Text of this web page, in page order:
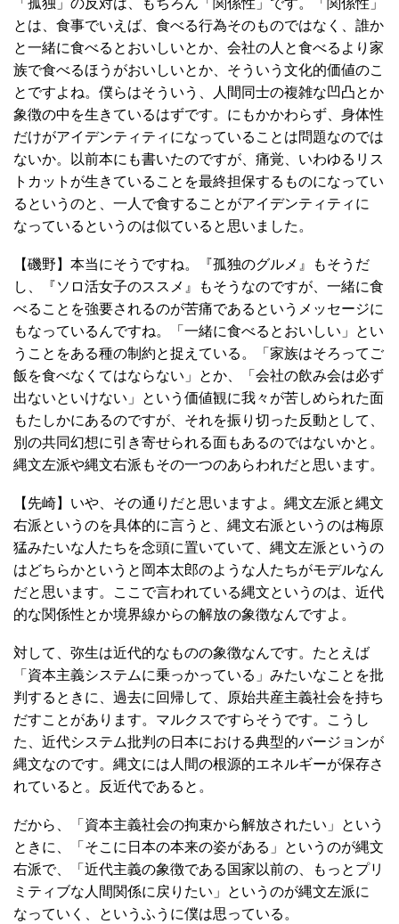
とは、食事でいえば、食べる行為そのものではなく、誰か
と一緒に食べるとおいしいとか、会社の人と食べるより家
族で食べるほうがおいしいとか、そういう文化的価値のこ
とですよね。僕らはそういう、人間同士の複雑な凹凸とか
象徴の中を生きているはずです。にもかかわらず、身体性
だけがアイデンティティになっていることは問題なのでは
ないか。以前本にも書いたのですが、痛覚、いわゆるリス
トカットが生きていることを最終担保するものになってい
るというのと、一人で食することがアイデンティティに
なっているというのは似ていると思いました。
【磯野】本当にそうですね。『孤独のグルメ』もそうだ
し、『ソロ活女子のススメ』もそうなのですが、一緒に食
べることを強要されるのが苦痛であるというメッセージに
もなっているんですね。「一緒に食べるとおいしい」とい
うことをある種の制約と捉えている。「家族はそろってご
飯を食べなくてはならない」とか、「会社の飲み会は必ず
出ないといけない」という価値観に我々が苦しめられた面
もたしかにあるのですが、それを振り切った反動として、
別の共同幻想に引き寄せられる面もあるのではないかと。
縄文左派や縄文右派もその一つのあらわれだと思います。
【先崎】いや、その通りだと思いますよ。縄文左派と縄文
右派というのを具体的に言うと、縄文右派というのは梅原
猛みたいな人たちを念頭に置いていて、縄文左派というの
はどちらかというと岡本太郎のような人たちがモデルなん
だと思います。ここで言われている縄文というのは、近代
的な関係性とか境界線からの解放の象徴なんですよ。
対して、弥生は近代的なものの象徴なんです。たとえば
「資本主義システムに乗っかっている」みたいなことを批
判するときに、過去に回帰して、原始共産主義社会を持ち
だすことがあります。マルクスですらそうです。こうし
た、近代システム批判の日本における典型的バージョンが
縄文なのです。縄文には人間の根源的エネルギーが保存さ
れていると。反近代であると。
だから、「資本主義社会の拘束から解放されたい」という
ときに、「そこに日本の本来の姿がある」というのが縄文
右派で、「近代主義の象徴である国家以前の、もっとプリ
ミティブな人間関係に戻りたい」というのが縄文左派に
なっていく、というふうに僕は思っている。